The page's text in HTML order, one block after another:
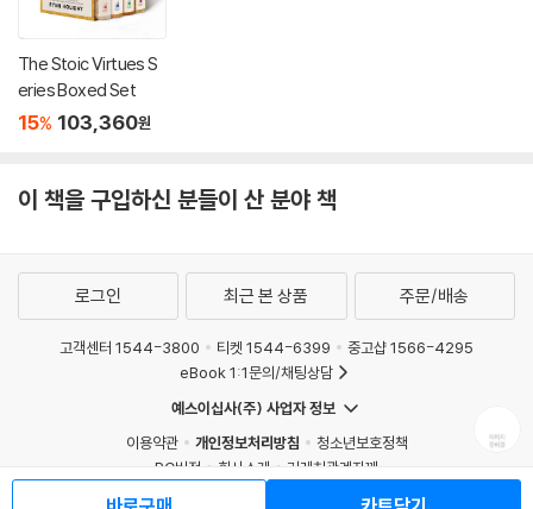
The Stoic Virtues S
eries Boxed Set
15% 103,360원
이 책을 구입하신 분들이 산 분야 책
로그인 최근 본 상품 주문/배송
고객센터 1544-3800 티켓 1544-6399
중고샵 1566-4295
eBook 1:1문의/채팅상담
예스이십사(주) 사업자 정보
이용약관
개인정보처리방침
청소년보호정책
PC버전
회사소개
거래처관계자께